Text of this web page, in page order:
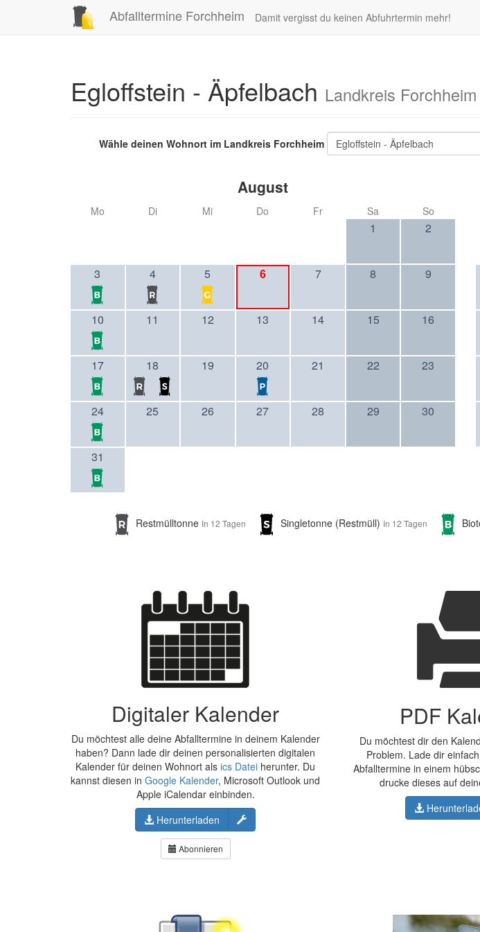
Abfalltermine Forchheim Damit vergisst du keinen Abfuhrtermin mehr!
Egloffstein - Äpfelbach Landkreis Forchheim
Wähle deinen Wohnort im Landkreis Forchheim Egloffstein - Äpfelbach
August
Mo Di Mi Do Fr Sa So
1 2
3 4 5 6 7 8 9
10 11 12 13 14 15 16
17 18 19 20 21 22 23
24 25 26 27 28 29 30
31
Restmülltonne In 12 Tagen Singletonne (Restmüll) In 12 Tagen
Digitaler Kalender
Du möchtest alle deine Abfalltermine in deinem Kalender
haben? Dann lade dir deinen personalisierten digitalen
Kalender für deinen Wohnort als ics Datei herunter. Du
kannst diesen in Google Kalender, Microsoft Outlook und
Apple iCalendar einbinden.
Herunterladen
Konfigurieren
Abonnieren
PDF
Du möchtest dir den
Problem. Lade dir
Abfalltermine in einem
drucke dieses auf